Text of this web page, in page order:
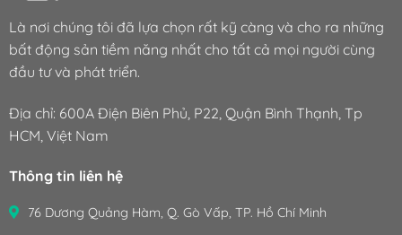
Là nơi chúng tôi đã lựa chọn rất kỹ càng và cho ra những
bất động sản tiềm năng nhất cho tất cả mọi người cùng
đầu tư và phát triển.
Địa chỉ: 600A Điện Biên Phủ, P22, Quận Bình Thạnh, Tp
HCM, Việt Nam
Thông tin liên hệ
76 Dương Quảng Hàm, Q. Gò Vấp, TP. Hồ Chí Minh